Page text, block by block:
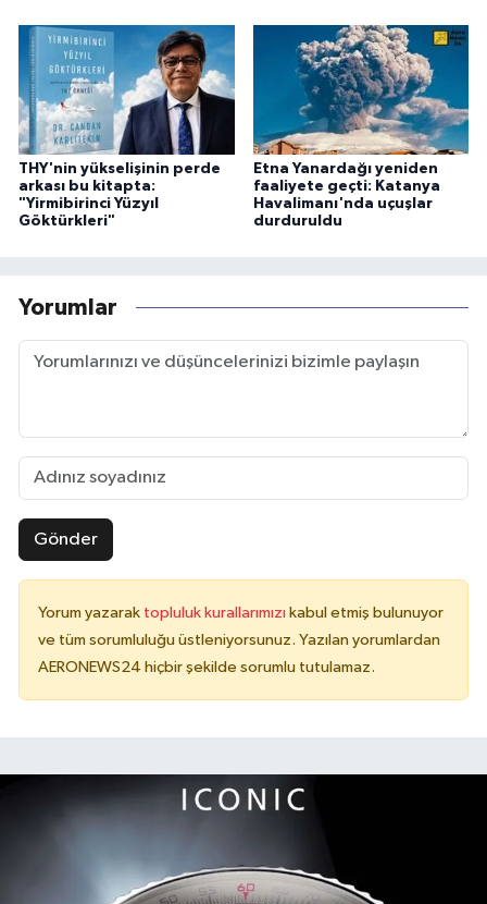
THY'nin yükselişinin perde
arkası bu kitapta:
"Yirmibirinci Yüzyıl
Göktürkleri"
Etna Yanardağı yeniden
faaliyete geçti: Katanya
Havalimanı'nda uçuşlar
durduruldu
Yorumlar
Gönder
Yorum yazarak topluluk kurallarımızı kabul etmiş bulunuyor
ve tüm sorumluluğu üstleniyorsunuz. Yazılan yorumlardan
AERONEWS24 hiçbir şekilde sorumlu tutulamaz.